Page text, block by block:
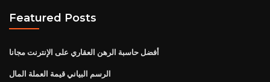
Featured Posts
أفضل حاسبة الرهن العقاري على الإنترنت مجانا
الرسم البياني قيمة العملة المال